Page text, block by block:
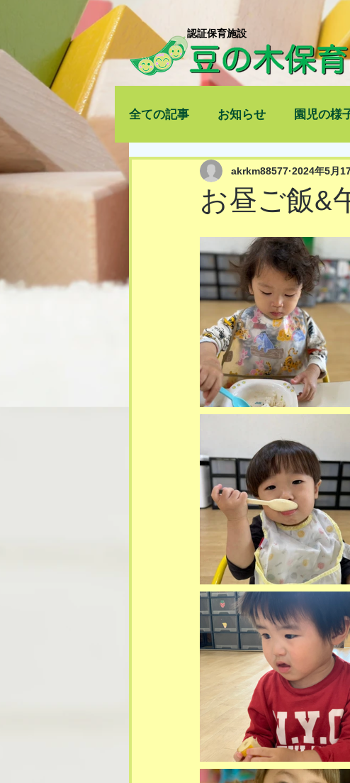
​認証保育施設
全ての記事 お知らせ 園児の様
お昼ご飯&
akrkm88577 2024年5月